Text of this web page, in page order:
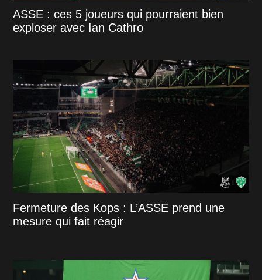
ASSE : ces 5 joueurs qui pourraient bien
exploser avec Ian Cathro
Fermeture des Kops : L’ASSE prend une
mesure qui fait réagir